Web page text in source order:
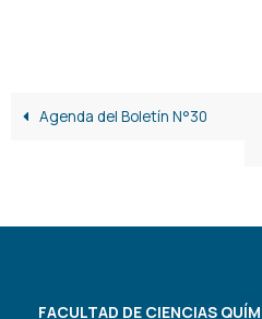
Agenda del Boletín N°30
FACULTAD DE CIENCIAS